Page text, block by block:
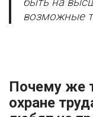
возможные
Почему же
охране